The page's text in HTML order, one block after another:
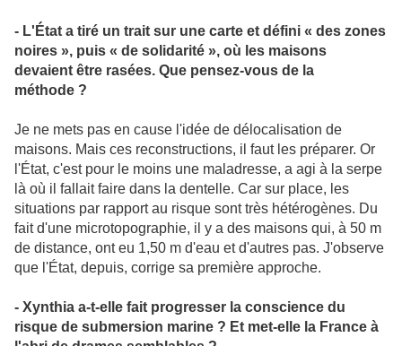
- L'État a tiré un trait sur une carte et défini « des zones
noires », puis « de solidarité », où les maisons
devaient être rasées. Que pensez-vous de la
méthode ?
Je ne mets pas en cause l'idée de délocalisation de
maisons. Mais ces reconstructions, il faut les préparer. Or
l'État, c'est pour le moins une maladresse, a agi à la serpe
là où il fallait faire dans la dentelle. Car sur place, les
situations par rapport au risque sont très hétérogènes. Du
fait d'une microtopographie, il y a des maisons qui, à 50 m
de distance, ont eu 1,50 m d'eau et d'autres pas. J'observe
que l'État, depuis, corrige sa première approche.
- Xynthia a-t-elle fait progresser la conscience du
risque de submersion marine ? Et met-elle la France à